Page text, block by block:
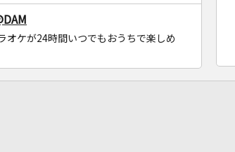
オケが24時間いつでもおうちで楽しめ